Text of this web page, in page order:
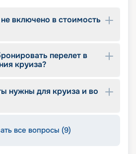
включено в стоимость
перелет в
круиза?
нужны для круиза и во
все вопросы (9)